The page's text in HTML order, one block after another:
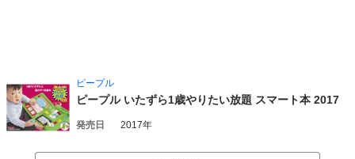
ピープル
ピープル いたずら1歳やりたい放題 スマート本 2017
発売日 2017年